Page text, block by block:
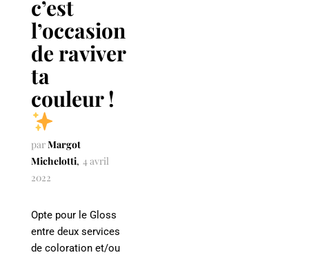
c’est
l’occasion
de raviver
ta
couleur !
parMargot
Michelotti 4 avril
2022
Opte pour le Gloss
entre deux services
de coloration et/ou